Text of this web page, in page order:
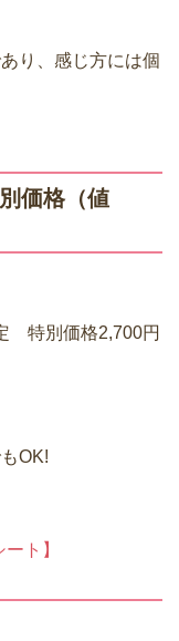
り、感じ方には個
価格（値
特別価格2,700円
OK!
ト】